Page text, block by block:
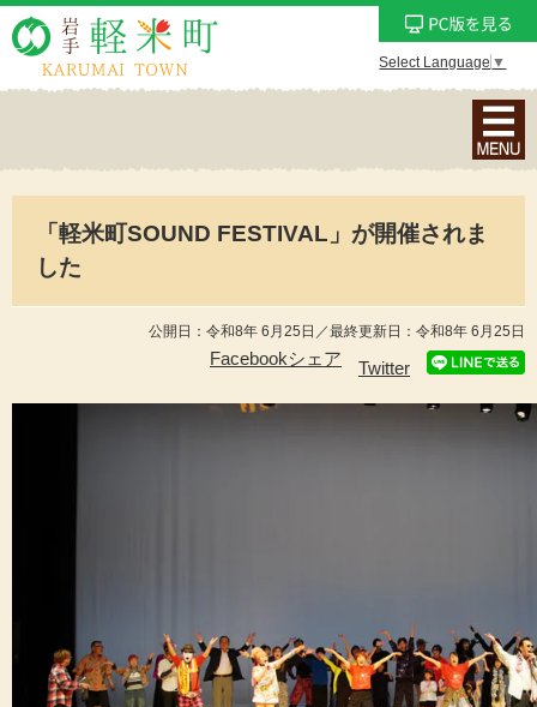
Select Language ▼
ナ
ビ
シ
メ
ニ
ー
「軽米町SOUND FESTIVAL」が開催されま
した
公開日：令和8年 6月25日／最終更新日：令和8年 6月25日
Facebookシェア Twitter